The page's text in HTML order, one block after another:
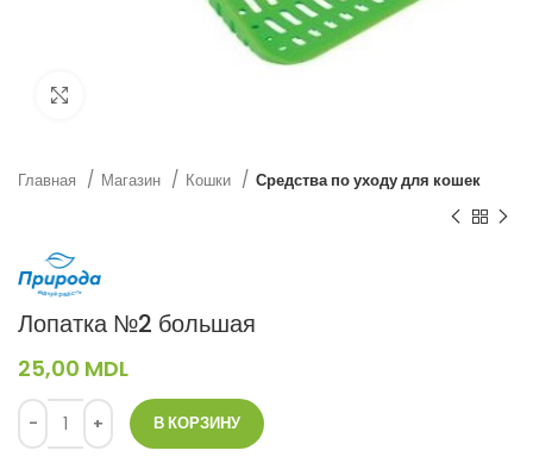
Главная Магазин Кошки Средства по уходу для кошек
Лопатка №2 большая
25,00 MDL
В КОРЗИНУ